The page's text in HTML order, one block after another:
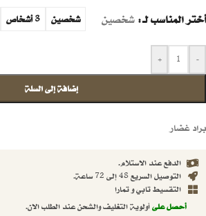
أختر المناسب لـ شخصين شخصين 3 أشخاص
-
+
إضافة إلى السلة
براد غضار
الدفع عند الاستلام.
التوصيل السريع 48 إلى 72 ساعة.
التقسيط تابي و تمارا
أحصل علىأولوية التغليف والشحن عند الطلب الان.